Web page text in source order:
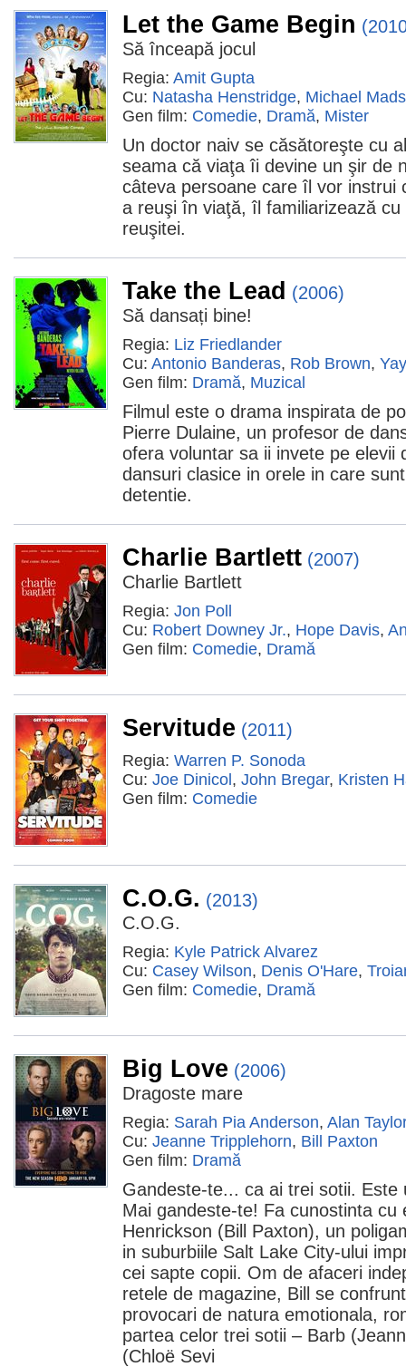
Let the Game Begin
Să înceapă jocul
Regia: Amit Gupta
Cu: Natasha Henstridge, Michael
Gen film: Comedie, Dramă, Mister
Un doctor naiv se căsătoreşte cu
seama că viaţa îi devine un şir de
câteva persoane care îl vor instrui
a reuşi în viaţă, îl familiarizează
reuşitei.
Take the Lead (2006)
Să dansați bine!
Regia: Liz Friedlander
Cu: Antonio Banderas, Rob Brown,
Gen film: Dramă, Muzical
Filmul este o drama inspirata de
Pierre Dulaine, un profesor de
ofera voluntar sa ii invete pe elevii
dansuri clasice in orele in care
detentie.
Charlie Bartlett (2007)
Charlie Bartlett
Regia: Jon Poll
Cu: Robert Downey Jr., Hope Davis,
Gen film: Comedie, Dramă
Servitude (2011)
Regia: Warren P. Sonoda
Cu: Joe Dinicol , John Bregar, Kristen
Gen film: Comedie
C.O.G. (2013)
C.O.G.
Regia: Kyle Patrick Alvarez
Cu: Casey Wilson, Denis O'Hare,
Gen film: Comedie, Dramă
Big Love (2006)
Dragoste mare
Regia: Sarah Pia Anderson, Alan
Cu: Jeanne Tripplehorn, Bill Paxton
Gen film: Dramă
Gandeste-te... ca ai trei sotii. Este
Mai gandeste-te! Fa cunostinta cu
Henrickson (Bill Paxton), un
in suburbiile Salt Lake City-ului
cei sapte copii. Om de afaceri
retele de magazine, Bill se
provocari de natura emotionala,
partea celor trei sotii – Barb
(Chloë Sevi